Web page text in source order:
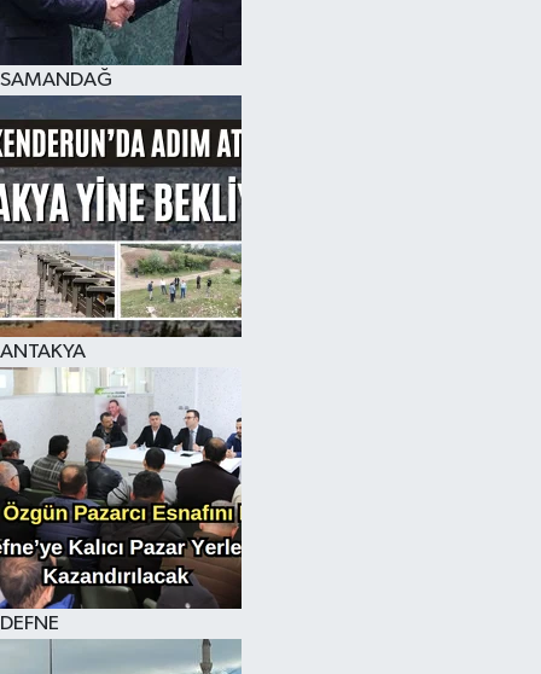
SAMANDAĞ
ANTAKYA
DEFNE